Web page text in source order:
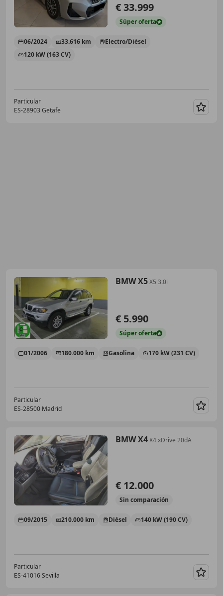
€ 33.999
Súperoferta
06/2024 33.616 km
Electro/Diésel
120 kW (163 CV)
Particular
ES-28903 Getafe
BMW X5X5 3.0i
€ 5.990
Súperoferta
01/2006 180.000 km Gasolina 170 kW (231 CV)
Particular
ES-28500 Madrid
BMW X4X4 xDrive 20dA
€ 12.000
Sin comparación
09/2015 210.000 km Diésel 140 kW (190 CV)
Particular
ES-41016 Sevilla